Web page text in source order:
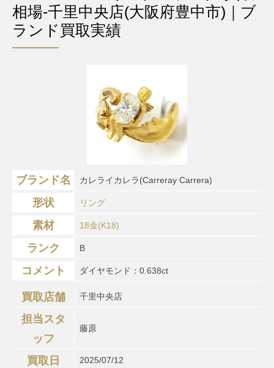
相場-千里中央店(大阪府豊中市)｜ブ
ランド買取実績
ブランド名 カレライカレラ(Carreray Carrera)
形状 リング
素材 18金(K18)
ランク B
コメント ダイヤモンド：0.638ct
買取店舗 千里中央店
担当スタ
ッフ
藤原
買取日 2025/07/12